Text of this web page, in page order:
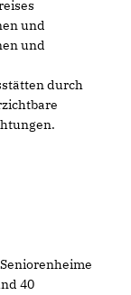
und
und
durch
40